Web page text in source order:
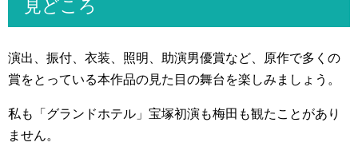
見どころ
演出、振付、衣装、照明、助演男優賞など、原作で多くの
賞をとっている本作品の見た目の舞台を楽しみましょう。
私も「グランドホテル」宝塚初演も梅田も観たことがあり
ません。